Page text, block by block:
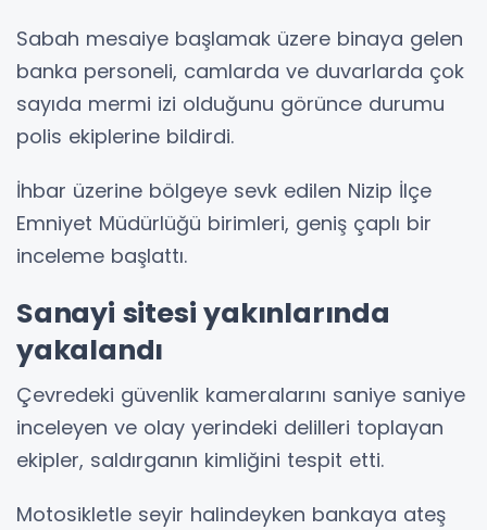
Sabah mesaiye başlamak üzere binaya gelen
banka personeli, camlarda ve duvarlarda çok
sayıda mermi izi olduğunu görünce durumu
polis ekiplerine bildirdi.
İhbar üzerine bölgeye sevk edilen Nizip İlçe
Emniyet Müdürlüğü birimleri, geniş çaplı bir
inceleme başlattı.
Sanayi sitesi yakınlarında
yakalandı
Çevredeki güvenlik kameralarını saniye saniye
inceleyen ve olay yerindeki delilleri toplayan
ekipler, saldırganın kimliğini tespit etti.
Motosikletle seyir halindeyken bankaya ateş